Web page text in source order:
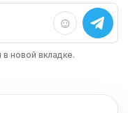
☺
новой вкладке.